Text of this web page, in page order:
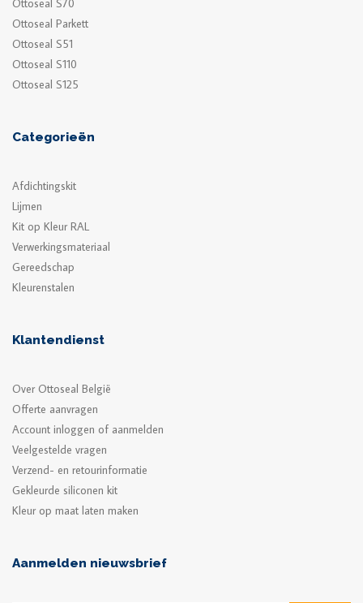
Ottoseal S70
Ottoseal Parkett
Ottoseal S51
Ottoseal S110
Ottoseal S125
Categorieën
Afdichtingskit
Lijmen
Kit op Kleur RAL
Verwerkingsmateriaal
Gereedschap
Kleurenstalen
Klantendienst
Over Ottoseal België
Offerte aanvragen
Account inloggen of aanmelden
Veelgestelde vragen
Verzend- en retourinformatie
Gekleurde siliconen kit
Kleur op maat laten maken
Aanmelden nieuwsbrief